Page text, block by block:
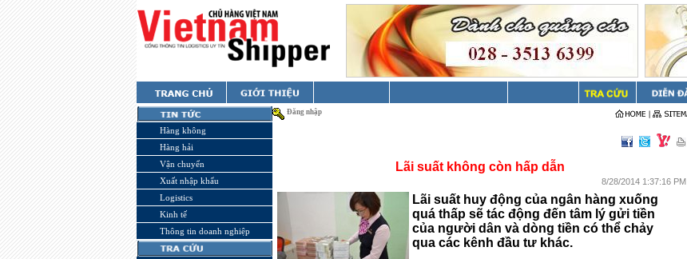
Hàng không
Hàng hải
Vận chuyển
Xuất nhập khẩu
Logistics
Kinh tế
Thông tin doanh nghiệp
Đăng nhập
Lãi suất không còn hấp dẫn
8/28/2014 1:37:16 PM
Lãi suất huy động của ngân hàng xuống
quá thấp sẽ tác động đến tâm lý gửi tiền
của người dân và dòng tiền có thể chảy
qua các kênh đầu tư khác.